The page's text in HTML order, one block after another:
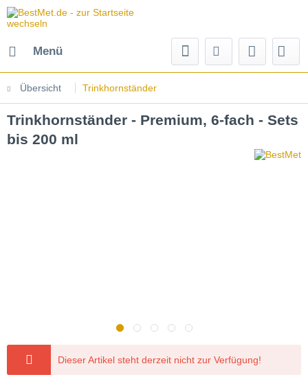
Menü
Übersicht Trinkhornständer
Trinkhornständer - Premium, 6-fach - Sets
bis 200 ml
Dieser Artikel steht derzeit nicht zur Verfügung!